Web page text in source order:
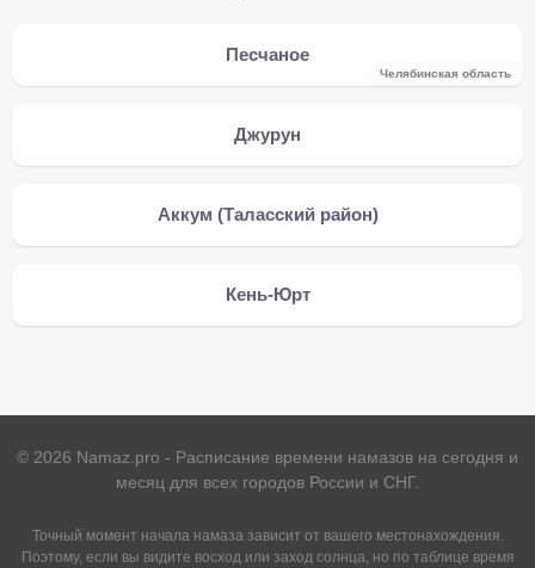
Песчаное
Челябинская область
Джурун
Аккум (Таласский район)
Кень-Юрт
© 2026 Namaz.pro - Расписание времени намазов на сегодня и
месяц для всех городов России и СНГ.
Точный момент начала намаза зависит от вашего местонахождения.
Поэтому, если вы видите восход или заход солнца, но по таблице время